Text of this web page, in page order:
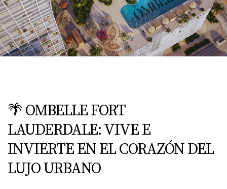
🌴 OMBELLE FORT
LAUDERDALE: VIVE E
INVIERTE EN EL CORAZÓN DEL
LUJO URBANO